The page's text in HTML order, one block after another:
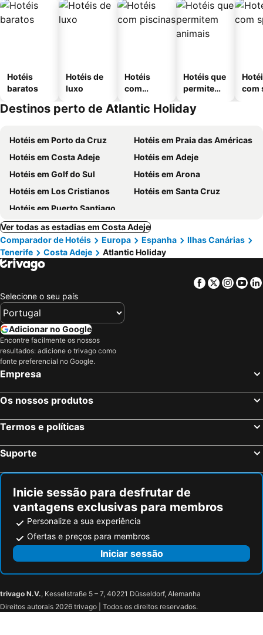
Hotéis
baratos
Hotéis de
luxo
Hotéis
com
Hotéis que
permitem
com
Destinos perto de Atlantic Holiday
Hotéis em Porto da Cruz
Hotéis em Praia das Américas
Hotéis em Costa Adeje
Hotéis em Adeje
Hotéis em Golf do Sul
Hotéis em Arona
Hotéis em Los Cristianos
Hotéis em Santa Cruz
Hotéis em Puerto Santiago
Ver todas as estadias em Costa Adeje
Comparador de Hotéis
Europa Espanha
Ilhas Canárias
Tenerife
Costa Adeje Atlantic Holiday
Facebook
Twitter
Selecione o seu país
Adicionar no Google
Encontre facilmente os nossos
resultados: adicione o trivago como
fonte preferencial no Google.
Empresa
Os nossos produtos
Termos e políticas
Suporte
Inicie sessão para desfrutar de
vantagens exclusivas para membros
Personalize a sua experiência
Ofertas e preços para membros
Iniciar sessão
trivago N.V., Kesselstraße 5 – 7, 40221 Düsseldorf, Alemanha
Direitos autorais 2026 trivago | Todos os direitos reservados.